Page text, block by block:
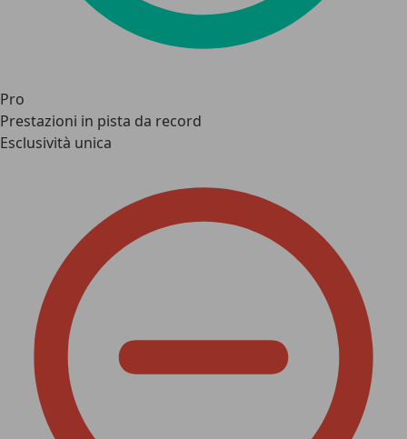
Pro
Prestazioni in pista da record
Esclusività unica